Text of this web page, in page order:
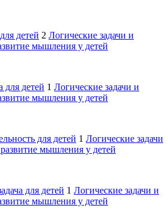
детей 2 Логические задачи и
мышления у детей
для детей 1 Логические задачи и
мышления у детей
для детей 1 Логические задачи
мышления у детей
для детей 1 Логические задачи и
мышления у детей